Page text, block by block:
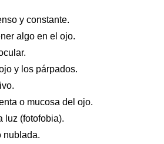
y constante.
algo en el ojo.
y los párpados.
o mucosa del ojo.
luz (fotofobia).
nublada.